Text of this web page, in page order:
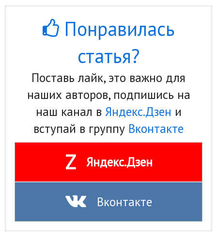
Понравилась
статья?
Поставь лайк, это важно для
наших авторов, подпишись на
наш канал в Яндекс.Дзен и
вступай в группу Вконтакте
Z Яндекс.Дзен
Вконтакте